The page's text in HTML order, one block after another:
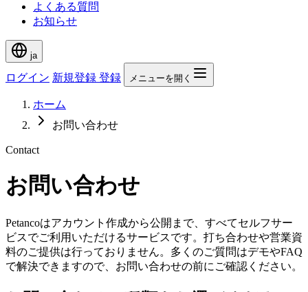
よくある質問
お知らせ
ja
ログイン 新規登録 登録 メニューを開く
ホーム
お問い合わせ
Contact
お問い合わせ
Petancoはアカウント作成から公開まで、すべてセルフサー
ビスでご利用いただけるサービスです。打ち合わせや営業資
料のご提供は行っておりません。多くのご質問はデモやFAQ
で解決できますので、お問い合わせの前にご確認ください。